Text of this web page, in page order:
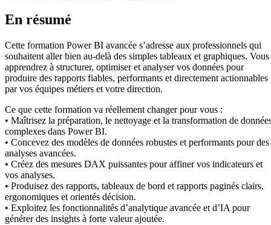
En résumé
Cette formation Power BI avancée s’adresse aux professionnels qui
souhaitent aller bien au-delà des simples tableaux et graphiques. Vous
apprendrez à structurer, optimiser et analyser vos données pour
produire des rapports fiables, performants et directement actionnables
par vos équipes métiers et votre direction.
Ce que cette formation va réellement changer pour vous :
• Maîtrisez la préparation, le nettoyage et la transformation de
complexes dans Power BI.
• Concevez des modèles de données robustes et performants pour des
analyses avancées.
• Créez des mesures DAX puissantes pour affiner vos indicateurs et
vos analyses.
• Produisez des rapports, tableaux de bord et rapports paginés clairs,
ergonomiques et orientés décision.
• Exploitez les fonctionnalités d’analytique avancée et d’IA pour
générer des insights à forte valeur ajoutée.